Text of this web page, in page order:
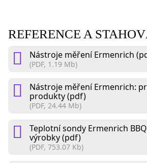
REFERENCE A
Nástroje měření Ermenrich
(PDF, 1.19 Mb)
Nástroje měření Ermenrich:
produkty (pdf)
(PDF, 24.44 Mb)
Teplotní sondy Ermenrich
výrobky (pdf)
(PDF, 753.07 Kb)